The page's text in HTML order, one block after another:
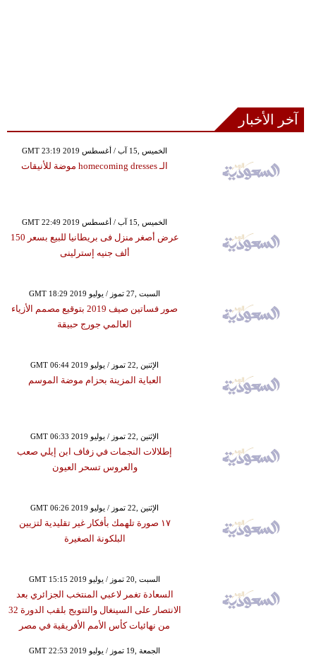
آخر الأخبار
GMT 23:19 2019 الخميس ,15 آب / أغسطس
الـ homecoming dresses موضة للأنيقات
GMT 22:49 2019 الخميس ,15 آب / أغسطس
عرض أصغر منزل فى بريطانيا للبيع بسعر 150
ألف جنيه إسترلينى
GMT 18:29 2019 السبت ,27 تموز / يوليو
صور فساتين صيف 2019 بتوقيع مصمم الأزياء
العالمي جورج حبيقة
GMT 06:44 2019 الإثنين ,22 تموز / يوليو
العباية المزينة بحزام موضة الموسم
GMT 06:33 2019 الإثنين ,22 تموز / يوليو
إطلالات النجمات في زفاف ابن إيلي صعب
والعروس تسحر العيون
GMT 06:26 2019 الإثنين ,22 تموز / يوليو
١٧ صورة تلهمك بأفكار غير تقليدية لتزيين
البلكونة الصغيرة
GMT 15:15 2019 السبت ,20 تموز / يوليو
السعادة تغمر لاعبي المنتخب الجزائري بعد
الانتصار على السينغال والتتويج بلقب الدورة 32
من نهائيات كأس الأمم الأفريقية في مصر
GMT 22:53 2019 الجمعة ,19 تموز / يوليو